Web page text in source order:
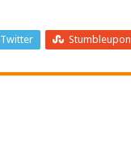
Twitter Stumbleupon